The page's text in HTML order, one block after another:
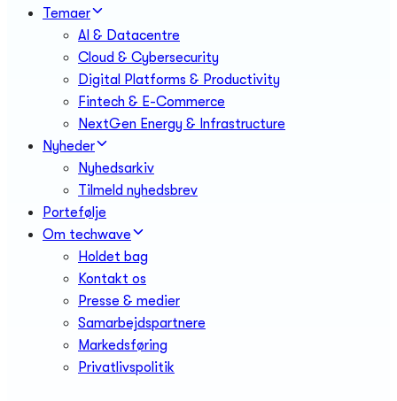
Temaer
AI & Datacentre
Cloud & Cybersecurity
Digital Platforms & Productivity
Fintech & E-Commerce
NextGen Energy & Infrastructure
Nyheder
Nyhedsarkiv
Tilmeld nyhedsbrev
Portefølje
Om techwave
Holdet bag
Kontakt os
Presse & medier
Samarbejdspartnere
Markedsføring
Privatlivspolitik